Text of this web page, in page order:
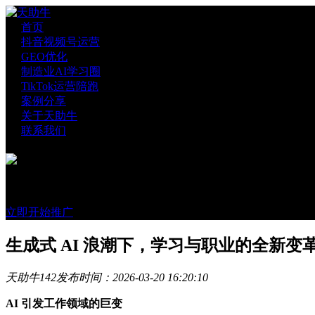
首页
抖音视频号运营
GEO优化
制造业AI学习圈
TikTok运营陪跑
案例分享
关于天助牛
联系我们
立即开始推广
生成式 AI 浪潮下，学习与职业的全新变
天助牛142发布时间：2026-03-20 16:20:10
AI 引发工作领域的巨变